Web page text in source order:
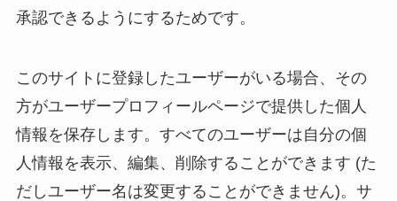
承認できるようにするためです。
このサイトに登録したユーザーがいる場合、その
方がユーザープロフィールページで提供した個人
情報を保存します。すべてのユーザーは自分の個
人情報を表示、編集、削除することができます (た
だしユーザー名は変更することができません)。サ